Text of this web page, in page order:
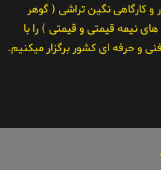
و کارگاهی نگین تراشی ( گوهر
نیمه قیمتی و قیمتی ) را با
و حرفه ای کشور برگزار میکنیم.